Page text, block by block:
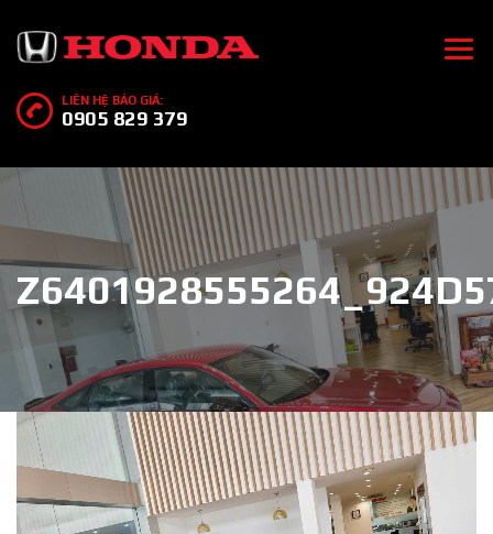
LIÊN HỆ BÁO GIÁ:
0905 829 379